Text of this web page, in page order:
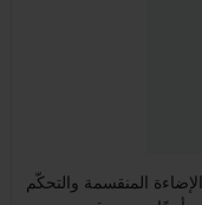
المنقسمة والتحكّم